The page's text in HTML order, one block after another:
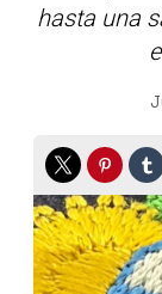
hasta una
Twitter